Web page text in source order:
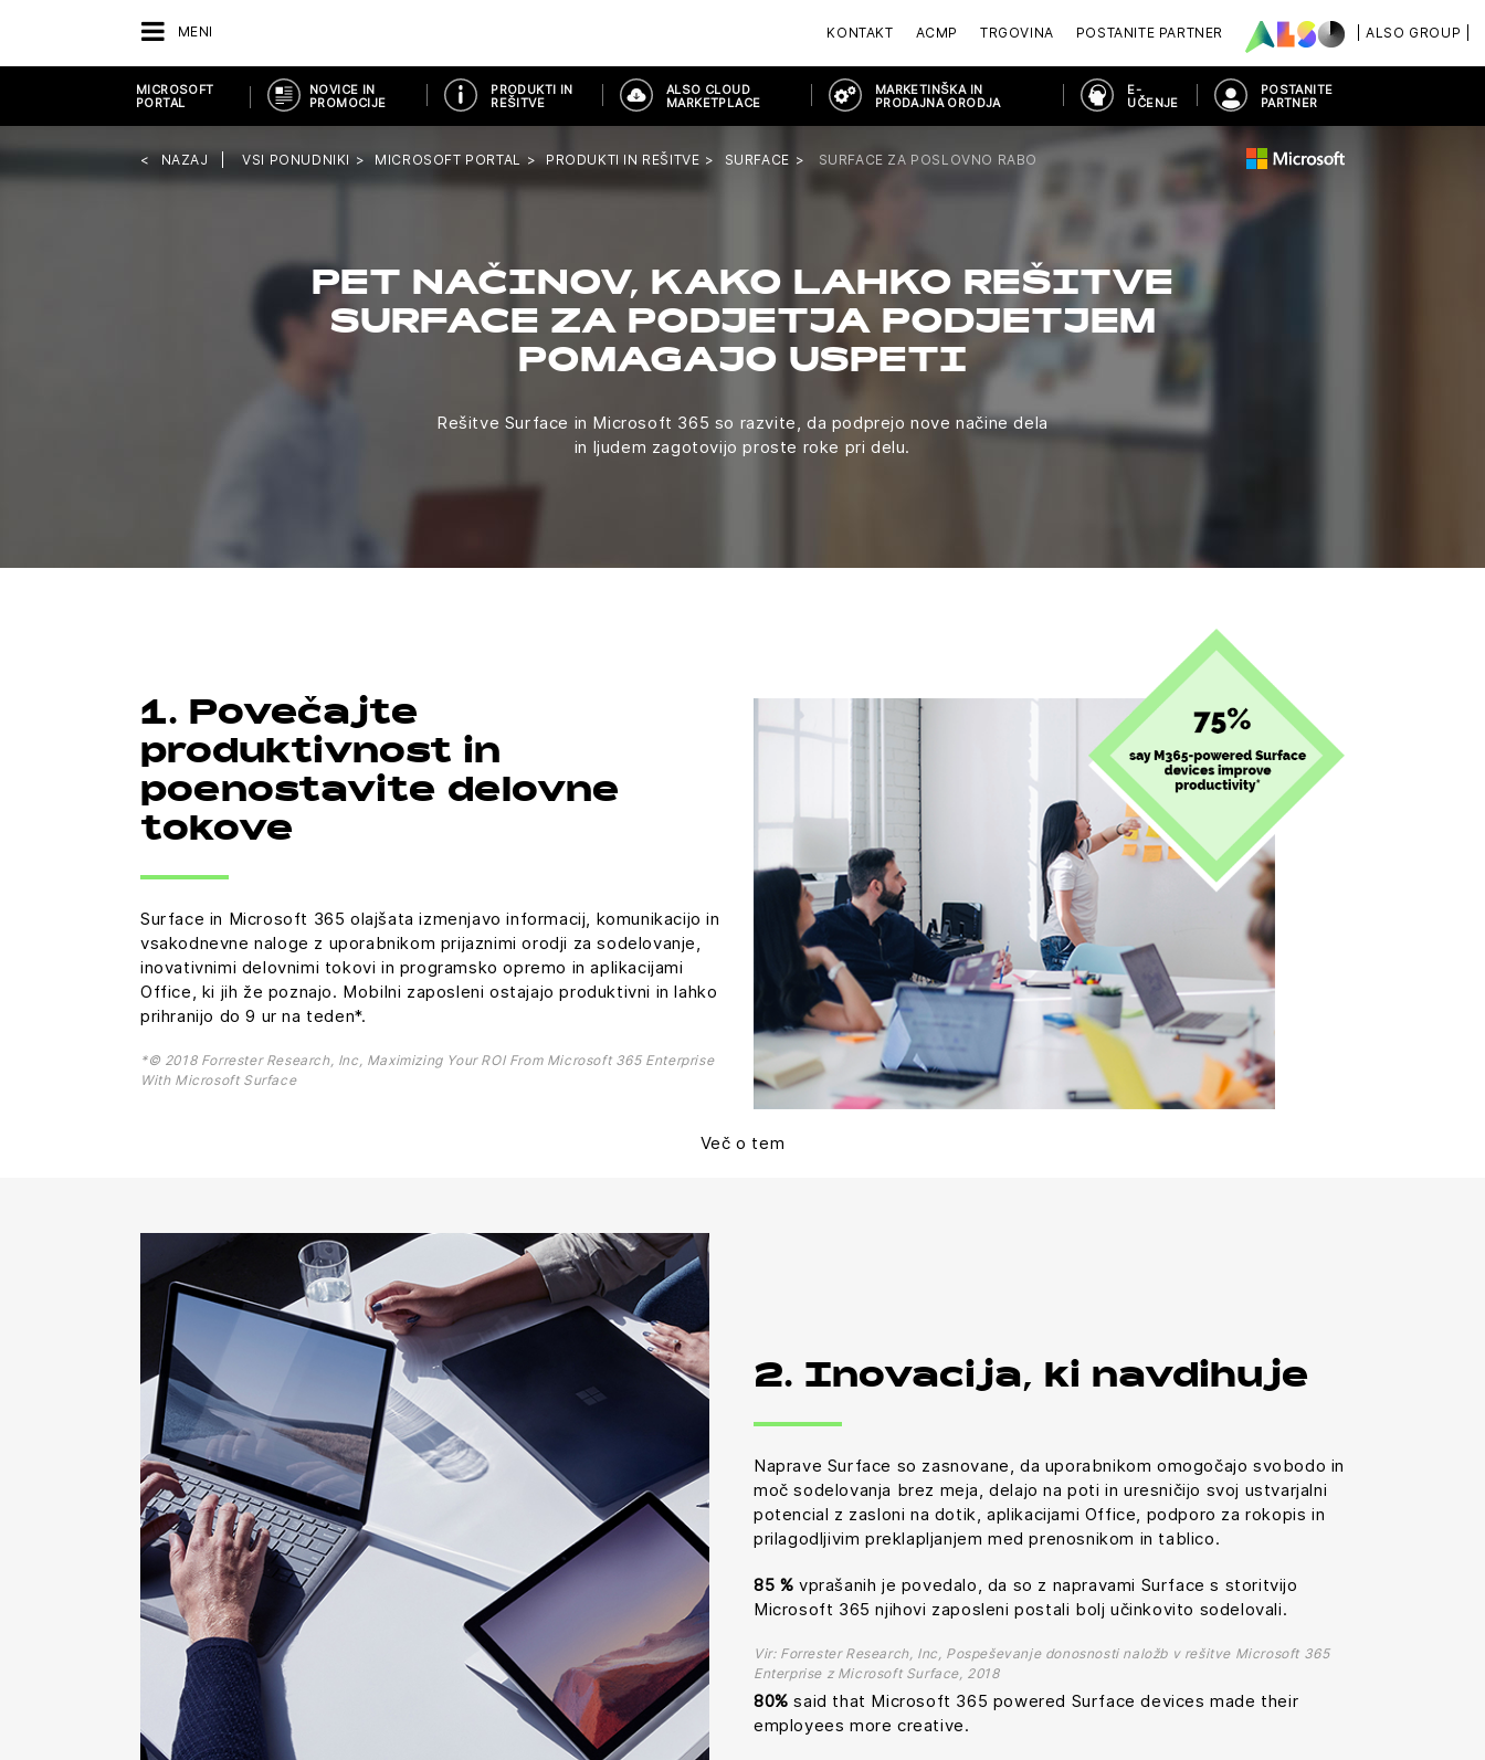
MENI | ALSO GROUP |
KONTAKT ACMP TRGOVINA POSTANITE PARTNER
MICROSOFT
PORTAL
NOVICE IN
PROMOCIJE
PRODUKTI IN
REŠITVE
ALSO CLOUD
MARKETPLACE
MARKETINŠKA IN
PRODAJNA ORODJA
E-
UČENJE
POSTANITE
PARTNER
NAZAJ VSI PONUDNIKI MICROSOFT PORTAL PRODUKTI IN REŠITVE SURFACE SURFACE ZA POSLOVNO RABO
PET NAČINOV, KAKO LAHKO REŠITVE
SURFACE ZA PODJETJA PODJETJEM
POMAGAJO USPETI
Rešitve Surface in Microsoft 365 so razvite, da podprejo nove načine dela
in ljudem zagotovijo proste roke pri delu.
1. Povečajte
produktivnost in
poenostavite delovne
tokove
Surface in Microsoft 365 olajšata izmenjavo informacij, komunikacijo in
vsakodnevne naloge z uporabnikom prijaznimi orodji za sodelovanje,
inovativnimi delovnimi tokovi in programsko opremo in aplikacijami
Office, ki jih že poznajo. Mobilni zaposleni ostajajo produktivni in lahko
prihranijo do 9 ur na teden*.
*© 2018 Forrester Research, Inc, Maximizing Your ROI From Microsoft 365 Enterprise
With Microsoft Surface
Več o tem
2. Inovacija, ki navdihuje
Naprave Surface so zasnovane, da uporabnikom omogočajo svobodo in
moč sodelovanja brez meja, delajo na poti in uresničijo svoj ustvarjalni
potencial z zasloni na dotik, aplikacijami Office, podporo za rokopis in
prilagodljivim preklapljanjem med prenosnikom in tablico.
85 % vprašanih je povedalo, da so z napravami Surface s storitvijo
Microsoft 365 njihovi zaposleni postali bolj učinkovito sodelovali.
Vir: Forrester Research, Inc, Pospeševanje donosnosti naložb v rešitve Microsoft 365
Enterprise z Microsoft Surface, 2018
80% said that Microsoft 365 powered Surface devices made their
employees more creative.